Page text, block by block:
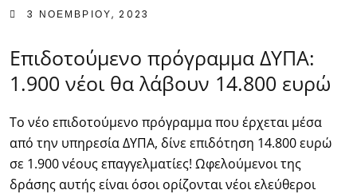
3 ΝΟΕΜΒΡΙΟΥ, 2023
Επιδοτούμενο πρόγραμμα ΔΥΠΑ:
1.900 νέοι θα λάβουν 14.800 ευρώ
Το νέο επιδοτούμενο πρόγραμμα που έρχεται μέσα
από την υπηρεσία ΔΥΠΑ, δίνε επιδότηση 14.800 ευρώ
σε 1.900 νέους επαγγελματίες! Ωφελούμενοι της
δράσης αυτής είναι όσοι ορίζονται νέοι ελεύθεροι